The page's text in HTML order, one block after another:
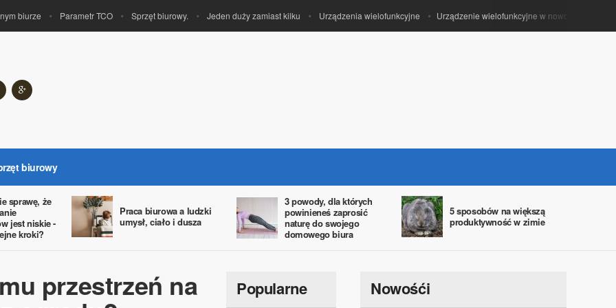
biurze Parametr TCO Sprzęt biurowy. Jeden duży zamiast kilku Urządzenia wielofunkcyjne Urządzenie wielofunkcyjne w nowoczesnym biurze
biurowy
sprawę, że
jest niskie -
kroki?
Praca biurowa a ludzki
umysł, ciało i dusza
3 powody, dla których
powinieneś zaprosić
naturę do swojego
domowego biura
5 sposobów na większą
produktywność w zimie
przestrzeń na Popularne Nowośći